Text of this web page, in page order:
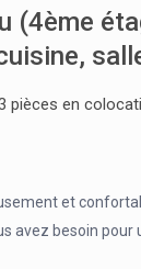
(4ème
pièces en
et
avez besoin pour